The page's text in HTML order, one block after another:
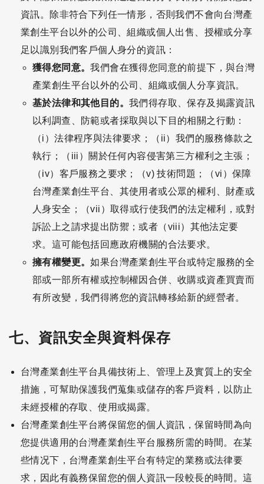
資訊。除非符合下列任一情形，否則我們不會向台灣產
業創生平台以外的公司、組織或個人出售、授權或分享
足以識別我們客戶個人身分的資訊：
獲得您同意。我們會在獲得您同意的前提下，與台灣
產業創生平台以外的公司、組織或個人分享資訊。
基於法律和其他目的。 我們得存取、保存及揭露資訊
以利調查、防範或者採取與以下目的相關之行動：
（i）法律程序與法律要求；（ii）我們的服務條款之
執行；（iii）關於任何內容侵害第三方權利之主張；
（iv）客戶服務之要求；（v) 技術問題；（vi）保障
台灣產業創生平台、其使用者或公眾的權利、財產或
人身安全；（vii）取得或行使我們的法定權利，或對
訴訟上之請求提出防禦；或者（viii）其他法定要
求。這可能包括回應政府機關的合法要求。
擁有權變更。如果台灣產業創生平台或特定服務的全
部或一部所有權或控制權因合併、收購或資產買賣而
有所改變，我們得將您的資訊轉移給新的經營者。
七、資訊安全與資料保存
台灣產業創生平台具備技術上、管理上及實質上的安全
措施，可幫助保護我們蒐集或儲存的客戶資料，以防止
未經授權的存取、使用或揭露。
台灣產業創生平台將保留您的個人資訊，保留時間為向
您提供適用的台灣產業創生平台服務所需的時間。在某
些情况下，台灣產業創生平台有特定的業務或法律要
求，因此有義務保留您的個人資訊一段較長的時間。這